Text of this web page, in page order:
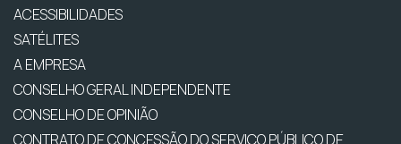
ACESSIBILIDADES
SATÉLITES
A EMPRESA
CONSELHO GERAL INDEPENDENTE
CONSELHO DE OPINIÃO
CONTRATO DE CONCESSÃO DO SERVIÇO PÚBLICO DE